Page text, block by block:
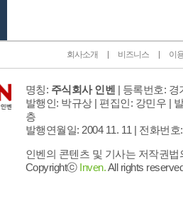
회사소개 비즈니스 이
명칭: 주식회사 인벤 | 등록번호: 경
발행인: 박규상 | 편집인: 강민우 |
층
발행연월일: 2004 11. 11 | 전화번호
인벤의 콘텐츠 및 기사는 저작권
Copyrightⓒ Inven.All rights